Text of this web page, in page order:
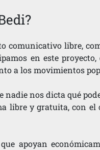
comunicativo libre,
en este
a los movimientos
nos dicta qué
libre y gratuita, con
apoyan